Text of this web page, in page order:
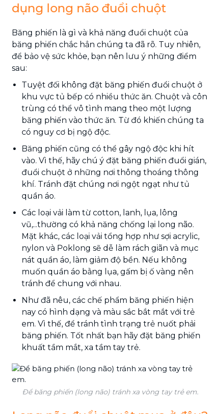
dụng long não đuổi chuột
Băng phiến là gì và khả năng đuổi chuột của
băng phiến chắc hẳn chúng ta đã rõ. Tuy nhiên,
để bảo vệ sức khỏe, bạn nên lưu ý những điểm
sau:
Tuyệt đối không đặt băng phiến đuổi chuột ở
khu vực tủ bếp có nhiều thức ăn. Chuột và côn
trùng có thể vô tình mang theo một lượng
băng phiến vào thức ăn. Từ đó khiến chúng ta
có nguy cơ bị ngộ độc.
Băng phiến cũng có thể gây ngộ độc khi hít
vào. Vì thế, hãy chú ý đặt băng phiến đuổi gián,
đuổi chuột ở những nơi thông thoáng thông
khí. Tránh đặt chúng nơi ngột ngạt như tủ
quần áo.
Các loại vải làm từ cotton, lanh, lụa, lông
vũ,...thường có khả năng chống lại long não.
Mặt khác, các loại vải tổng hợp như sợi acrylic,
nylon và Poklong sẽ dễ làm rách giãn và mục
nát quần áo, làm giảm độ bền. Nếu không
muốn quần áo bằng lụa, gấm bị ố vàng nên
tránh để chung với nhau.
Như đã nêu, các chế phẩm băng phiến hiện
nay có hình dạng và màu sắc bắt mắt với trẻ
em. Vì thế, để tránh tình trạng trẻ nuốt phải
băng phiến. Tốt nhất bạn hãy đặt băng phiến
khuất tầm mắt, xa tầm tay trẻ.
Để băng phiến (long não) tránh xa vòng tay trẻ em.